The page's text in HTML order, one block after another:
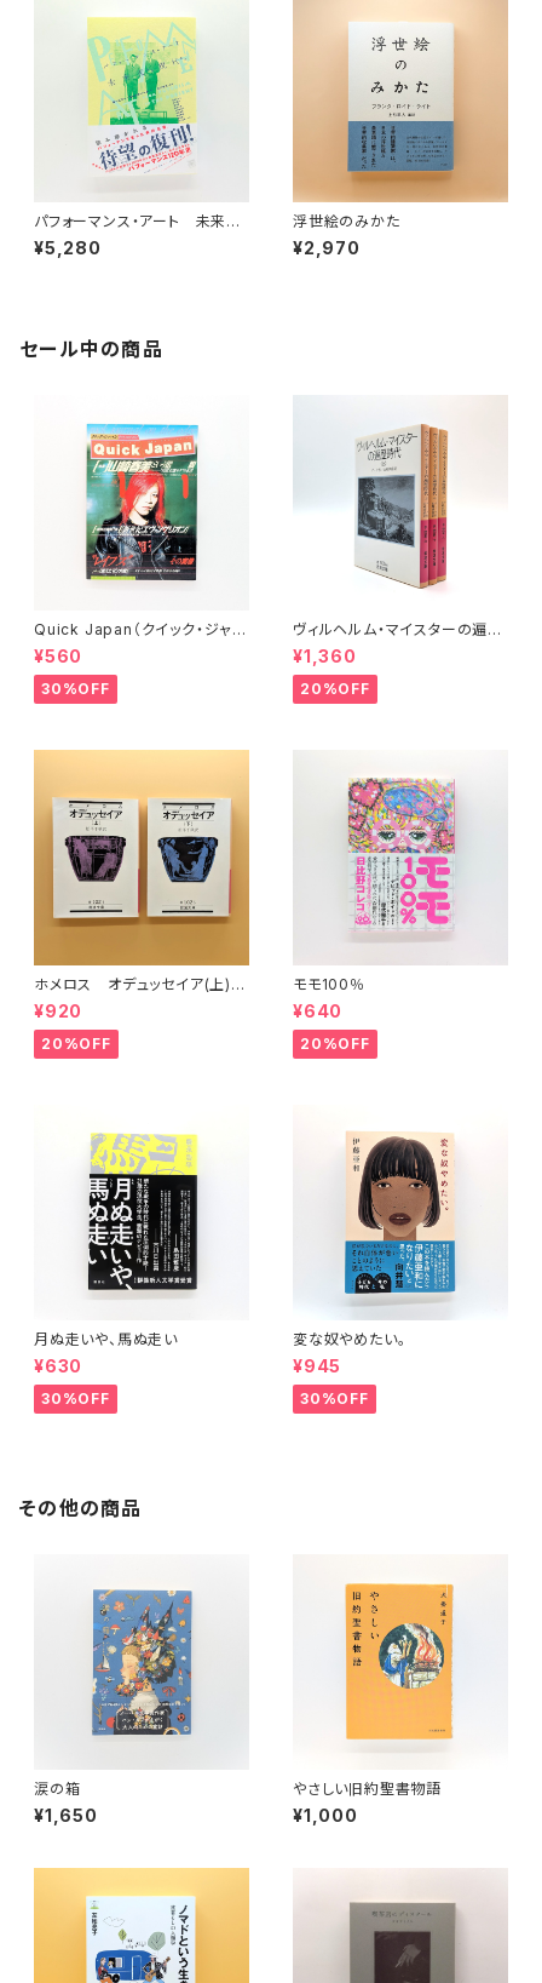
パフォーマンス・アート 未来は
から現代まで
¥5,280
浮世絵のみかた
¥2,970
セール中の商品
Quick Japan（クイック・ジャパ
ン）Vol.11
¥560
30%OFF
ヴィルヘルム・マイスターの遍歴
時代 (上)(中)(下)（岩波文庫）
¥1,360
20%OFF
ホメロス オデュッセイア(上)
(下) （岩波文庫）
¥920
20%OFF
モモ100％
¥640
20%OFF
月ぬ走いや、馬ぬ走い
¥630
30%OFF
変な奴やめたい。
¥945
30%OFF
その他の商品
涙の箱
¥1,650
やさしい旧約聖書物語
¥1,000